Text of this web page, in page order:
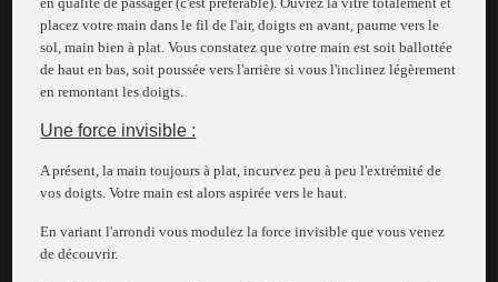
placez votre main dans le fil de l'air, doigts en avant, paume vers le
sol, main bien à plat. Vous constatez que votre main est soit ballottée
de haut en bas, soit poussée vers l'arrière si vous l'inclinez légèrement
en remontant les doigts.
Une force invisible :
A présent, la main toujours à plat, incurvez peu à peu l'extrémité de
vos doigts. Votre main est alors aspirée vers le haut.
En variant l'arrondi vous modulez la force invisible que vous venez
de découvrir.